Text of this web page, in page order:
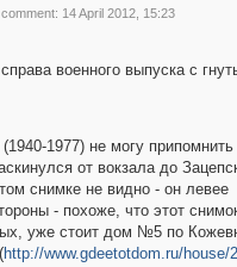
14 April 2012, 15:23
военного выпуска с
1977) не могу припомнить
от вокзала до
снимке не видно - он левее
- похоже, что этот
уже стоит дом №5 по
http://www.gdeetotdom.ru/house/